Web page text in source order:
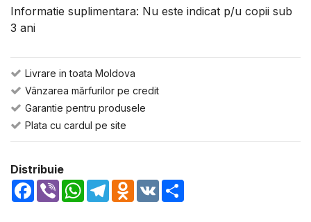
Informatie suplimentara: Nu este indicat p/u copii sub
3 ani
Livrare in toata Moldova
Vânzarea mărfurilor pe credit
Garantie pentru produsele
Plata cu cardul pe site
Distribuie
Facebook
Viber WhatsApp
TelegramOdnoklassniki
VK